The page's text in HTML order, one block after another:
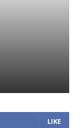
LIKE